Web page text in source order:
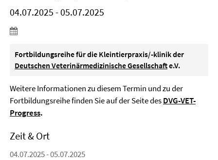
04.07.2025 - 05.07.2025
Fortbildungsreihe für die Kleintierpraxis/-klinik der
Deutschen Veterinärmedizinische Gesellschafte.V.
Weitere Informationen zu diesem Termin und zu der
Fortbildungsreihe finden Sie auf der Seite desDVG-VET-
Progress.
Zeit & Ort
04.07.2025 - 05.07.2025